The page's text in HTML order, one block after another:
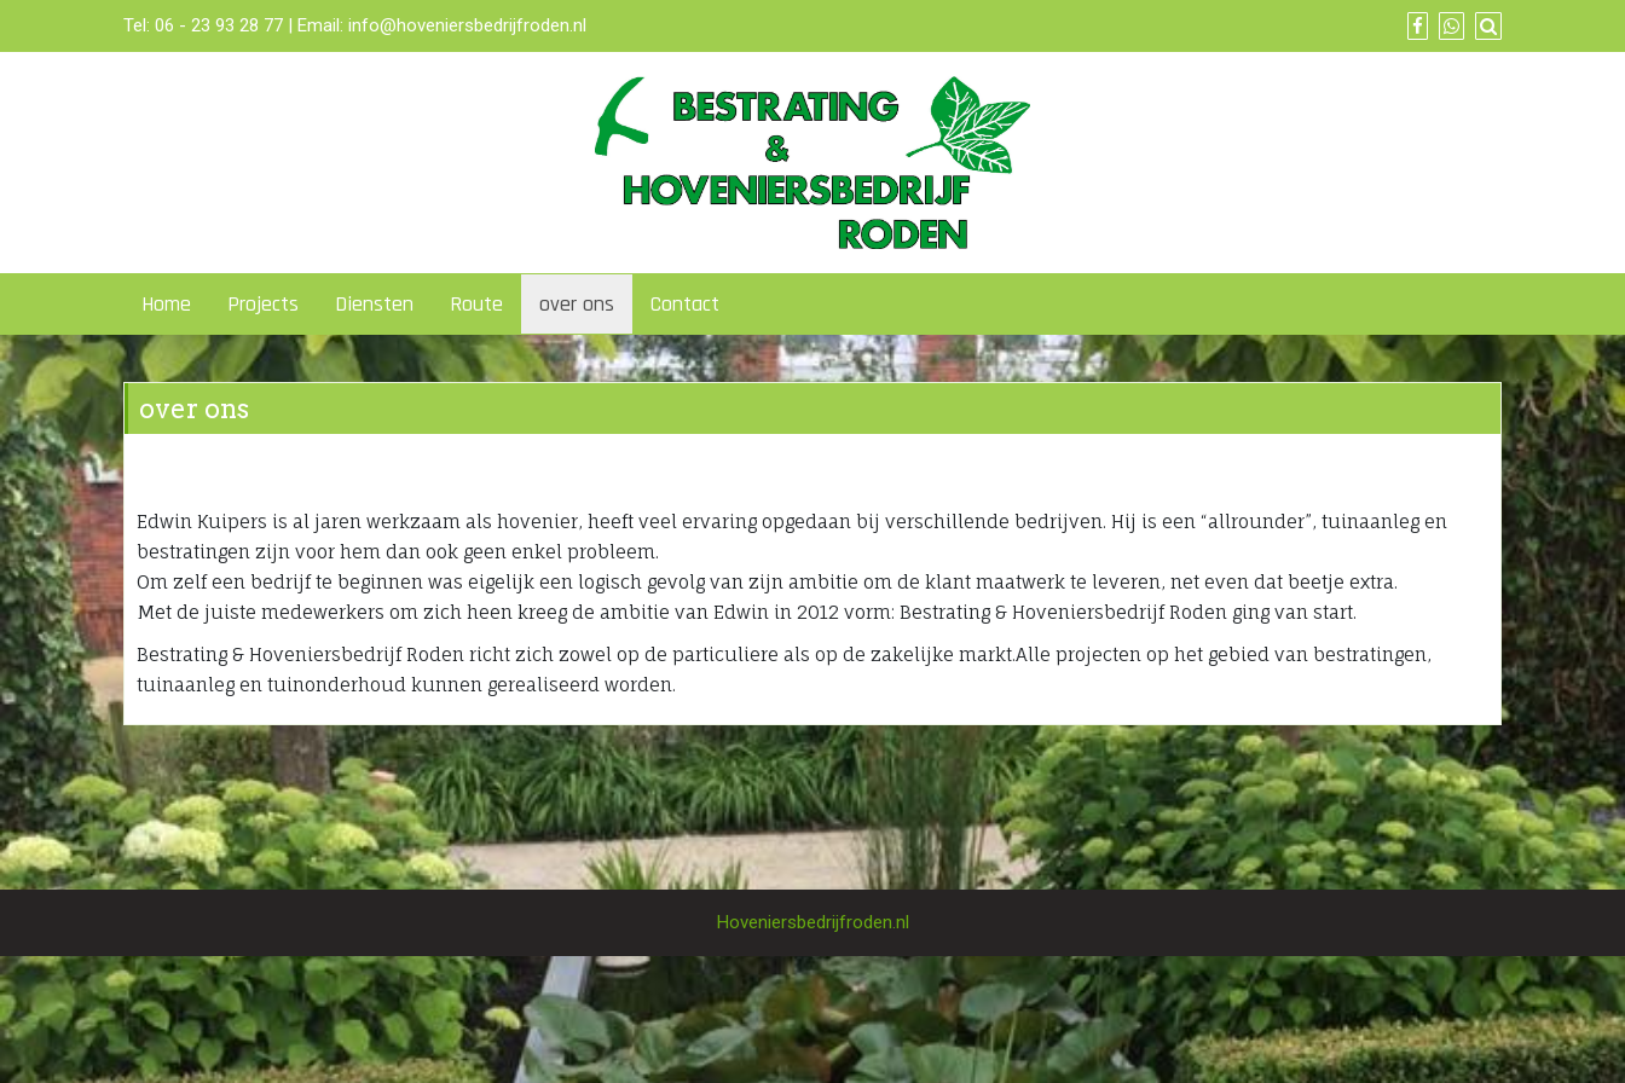
Tel: 06 - 23 93 28 77 | Email: info@hoveniersbedrijfroden.nl
Home Projects Diensten Route over ons Contact
over ons
Edwin Kuipers is al jaren werkzaam als hovenier, heeft veel ervaring opgedaan bij verschillende bedrijven. Hij is een “allrounder”, tuinaanleg en
bestratingen zijn voor hem dan ook geen enkel probleem.
Om zelf een bedrijf te beginnen was eigelijk een logisch gevolg van zijn ambitie om de klant maatwerk te leveren, net even dat beetje extra.
Met de juiste medewerkers om zich heen kreeg de ambitie van Edwin in 2012 vorm: Bestrating & Hoveniersbedrijf Roden ging van start.
Bestrating & Hoveniersbedrijf Roden richt zich zowel op de particuliere als op de zakelijke markt.Alle projecten op het gebied van bestratingen,
tuinaanleg en tuinonderhoud kunnen gerealiseerd worden.
Hoveniersbedrijfroden.nl